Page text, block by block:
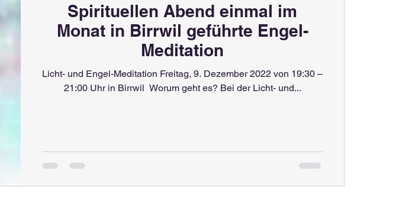
Spirituellen Abend einmal im
Monat in Birrwil geführte Engel-
Meditation
Licht- und Engel-Meditation Freitag, 9. Dezember 2022 von 19:30 –
21:00 Uhr in Birrwil ​ Worum geht es? Bei der Licht- und...